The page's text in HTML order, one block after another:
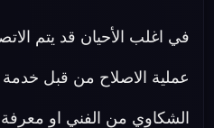
في اغلب الأحيان قد يتم
عملية الاصلاح من قبل
الشكاوي من الفني او